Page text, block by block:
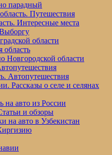
парадный
Путешествия
Интересные места
области
область
Новгородской области
Автопутешествия
Рассказы о селе и селянах
на авто из России
и обзоры
на авто в Узбекистан